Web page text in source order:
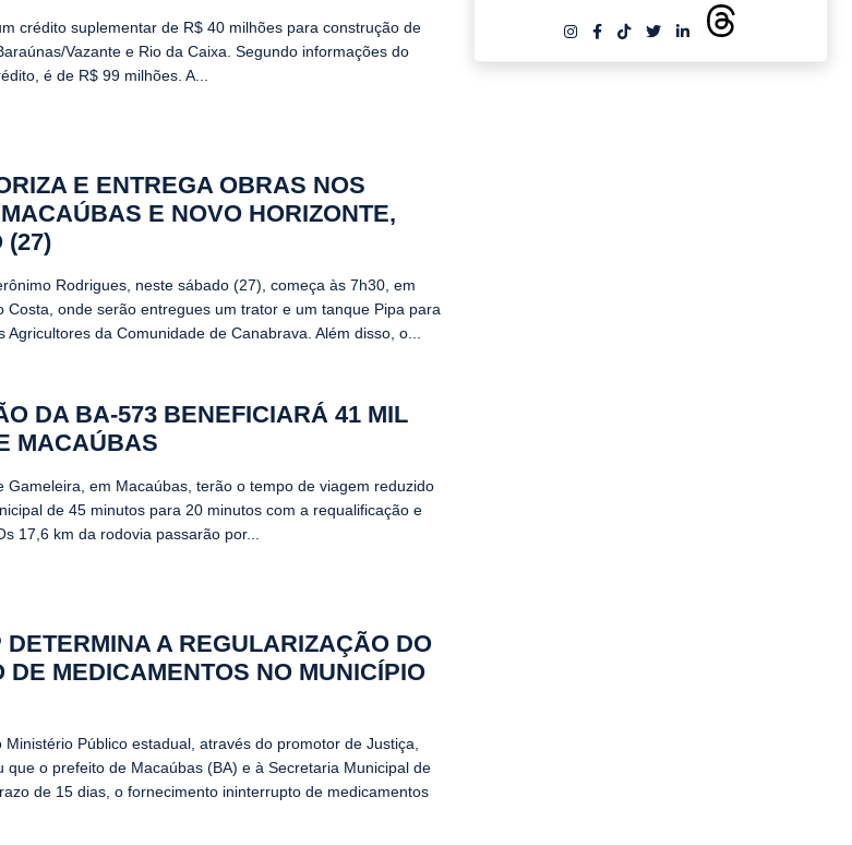
crédito suplementar de R$ 40 milhões para construção de
Vazante e Rio da Caixa. Segundo informações do
é de R$ 99 milhões. A...
E ENTREGA OBRAS NOS
E NOVO HORIZONTE,
(27)
Rodrigues, neste sábado (27), começa às 7h30, em
Costa, onde serão entregues um trator e um tanque Pipa para
Agricultores da Comunidade de Canabrava. Além disso, o...
DA BA-573 BENEFICIARÁ 41 MIL
MACAÚBAS
Gameleira, em Macaúbas, terão o tempo de viagem reduzido
de 45 minutos para 20 minutos com a requalificação e
17,6 km da rodovia passarão por...
A REGULARIZAÇÃO DO
DE MEDICAMENTOS NO MUNICÍPIO
Público estadual, através do promotor de Justiça,
que o prefeito de Macaúbas (BA) e à Secretaria Municipal de
de 15 dias, o fornecimento ininterrupto de medicamentos